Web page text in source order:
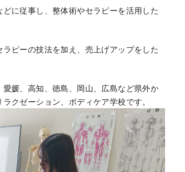
に従事し、整体術やセラピーを活用した
ピーの技法を加え、売上げアップをした
媛、高知、徳島、岡山、広島など県外か
クゼーション、ボディケア学校です。